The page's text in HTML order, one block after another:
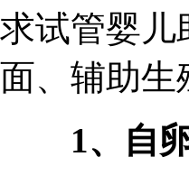
求试管婴儿
面、辅助生
1、自